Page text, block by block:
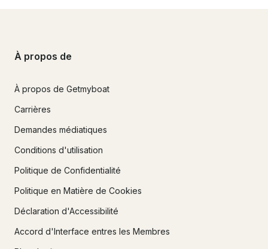
À propos de
À propos de Getmyboat
Carrières
Demandes médiatiques
Conditions d'utilisation
Politique de Confidentialité
Politique en Matière de Cookies
Déclaration d'Accessibilité
Accord d'Interface entres les Membres